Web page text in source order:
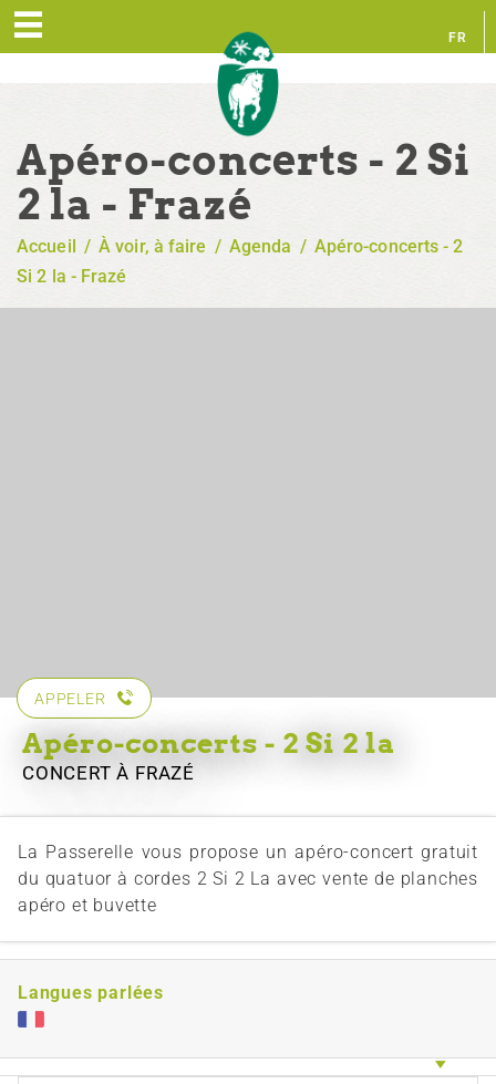
FR
Apéro-concerts - 2 Si
2 la - Frazé
Accueil / À voir, à faire / Agenda / Apéro-concerts - 2
Si 2 la - Frazé
APPELER
Apéro-concerts - 2 Si 2 la
CONCERTÀ FRAZÉ
La Passerelle vous propose un apéro-concert gratuit
du quatuor à cordes 2 Si 2 La avec vente de planches
apéro et buvette
Langues parlées